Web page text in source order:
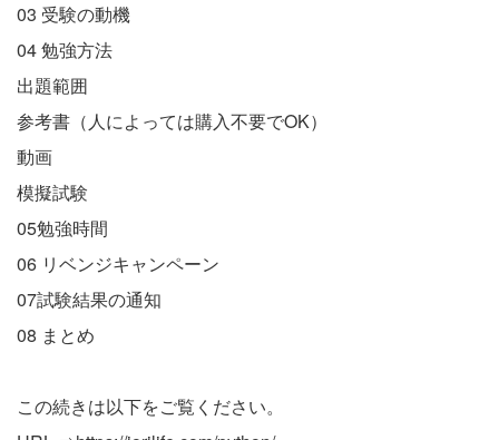
03 受験の動機
04 勉強方法
出題範囲
参考書（人によっては購入不要でOK）
動画
模擬試験
05勉強時間
06 リベンジキャンペーン
07試験結果の通知
08 まとめ
この続きは以下をご覧ください。